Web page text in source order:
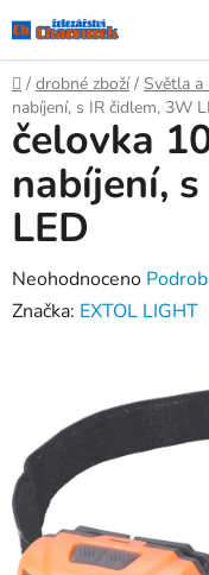
na
obsah
Domů
/ drobné zboží / Světla a
nabíjení, s IR čidlem, 3W
čelovka
nabíjení,
LED
Průměrné
hodnocení
5
hvězdiček.
Neohodnoceno
Značka: EXTOL LIGHT